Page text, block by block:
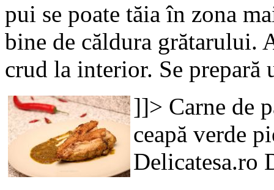
pui se poate tăia în zona
bine de căldura grătarului.
crud la interior. Se
]]> Carne de
ceapă verde
Delicatesa.ro